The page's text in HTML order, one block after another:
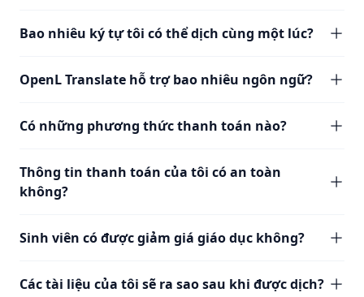
Bao nhiêu ký tự tôi có thể dịch cùng một lúc?
OpenL Translate hỗ trợ bao nhiêu ngôn ngữ?
Có những phương thức thanh toán nào?
Thông tin thanh toán của tôi có an toàn
không?
Sinh viên có được giảm giá giáo dục không?
Các tài liệu của tôi sẽ ra sao sau khi được dịch?